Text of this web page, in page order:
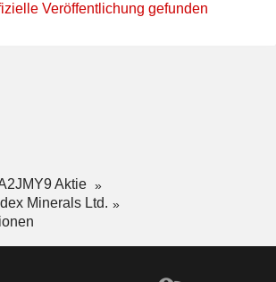
Veröffentlichung gefunden
Aktie
Minerals Ltd.